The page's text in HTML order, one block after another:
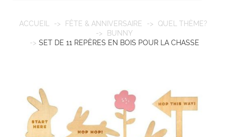
ACCUEIL FÊTE & ANNIVERSAIRE
QUEL THÈME?
BUNNY
SET DE 11 REPÈRES EN BOIS POUR LA CHASSE